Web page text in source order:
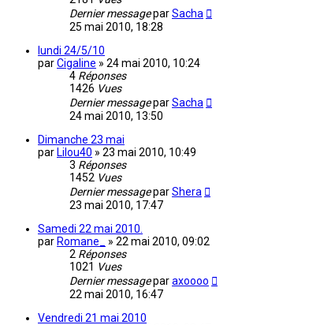
Dernier messageparSacha
25 mai 2010, 18:28
lundi 24/5/10
parCigaline » 24 mai 2010, 10:24
4 Réponses
1426 Vues
Dernier messageparSacha
24 mai 2010, 13:50
Dimanche 23 mai
par Lilou40 » 23 mai 2010, 10:49
3 Réponses
1452 Vues
Dernier messageparShera
23 mai 2010, 17:47
Samedi 22 mai 2010.
par Romane_ » 22 mai 2010, 09:02
2 Réponses
1021 Vues
Dernier messageparaxoooo
22 mai 2010, 16:47
Vendredi 21 mai 2010